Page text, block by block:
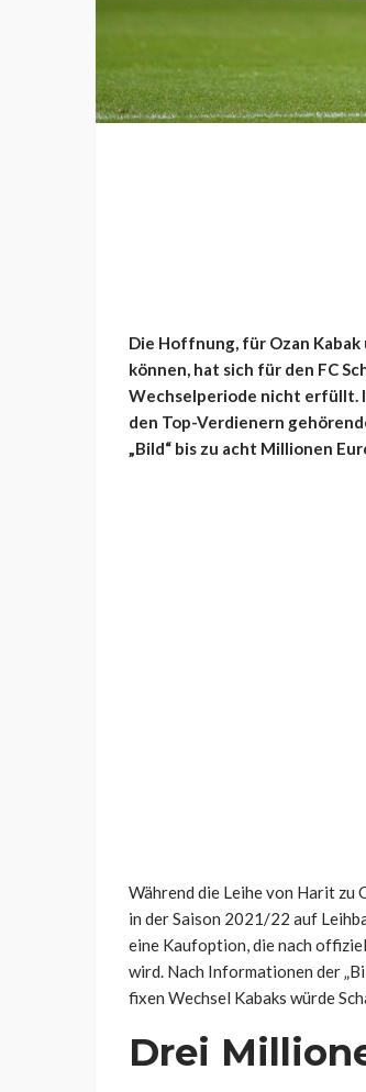
Die Hoffnung, für Ozan
können, hat sich für den FC
Wechselperiode nicht erfüllt.
den Top-Verdienern
„Bild“ bis zu acht Millionen
Während die Leihe von Harit
in der Saison 2021/22 auf
eine Kaufoption, die nach
wird. Nach Informationen der
fixen Wechsel Kabaks würde
Drei